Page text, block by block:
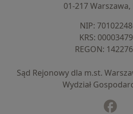
01-217 Warszawa,
NIP:
KRS:
REGON:
Sąd Rejonowy dla m.st.
Wydział